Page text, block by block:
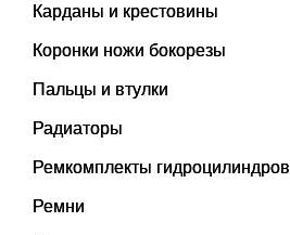
Карданы и крестовины
Коронки ножи бокорезы
Пальцы и втулки
Радиаторы
Ремкомплекты гидроцилиндров
Ремни